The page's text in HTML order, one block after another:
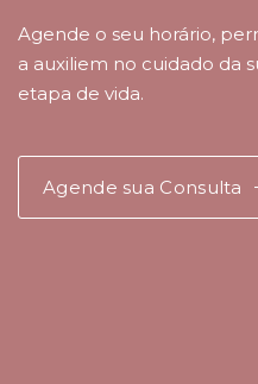
Agende o seu horário,
a auxiliem no cuidado da
etapa de vida.
Agende sua Consulta